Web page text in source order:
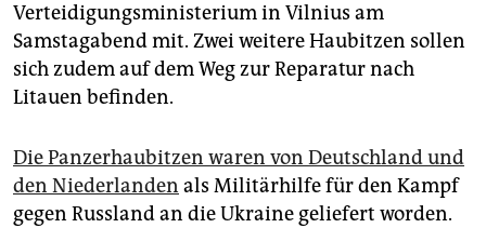
Verteidigungsministerium in Vilnius am
Samstagabend mit. Zwei weitere Haubitzen sollen
sich zudem auf dem Weg zur Reparatur nach
Litauen befinden.
Die Panzerhaubitzen waren von Deutschland und
den Niederlanden als Militärhilfe für den Kampf
gegen Russland an die Ukraine geliefert worden.